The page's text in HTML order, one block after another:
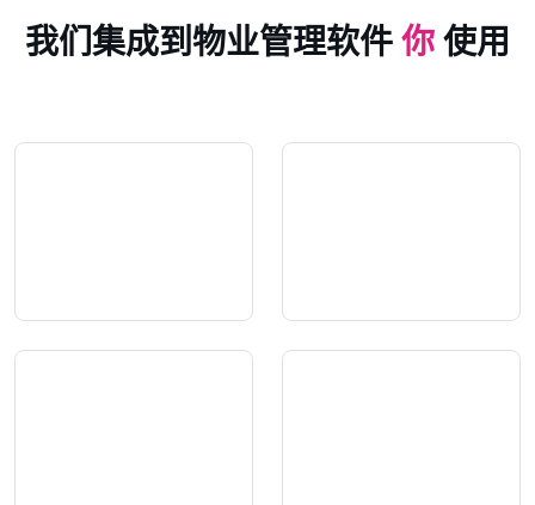
我们集成到物业管理软件 你 使用